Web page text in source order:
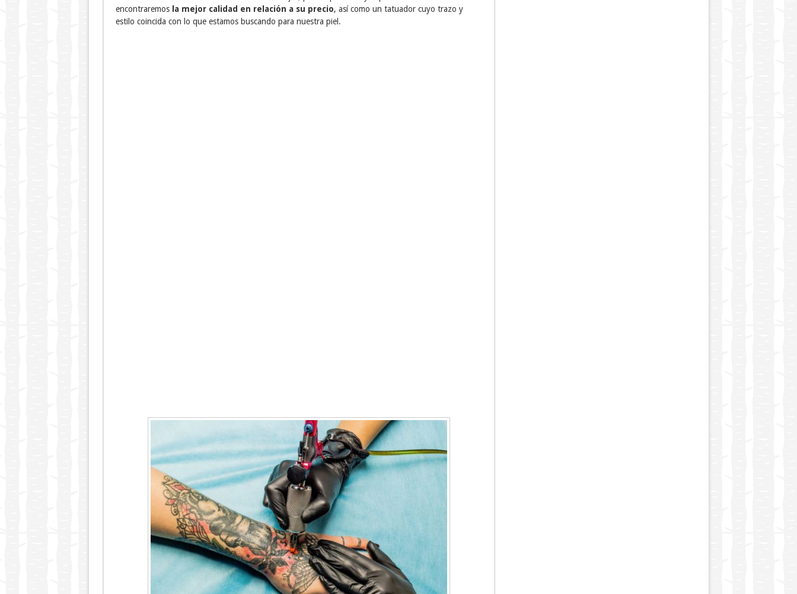
encontraremos la mejor calidad en relación a su precio, así como un tatuador cuyo trazo y
estilo coincida con lo que estamos buscando para nuestra piel.